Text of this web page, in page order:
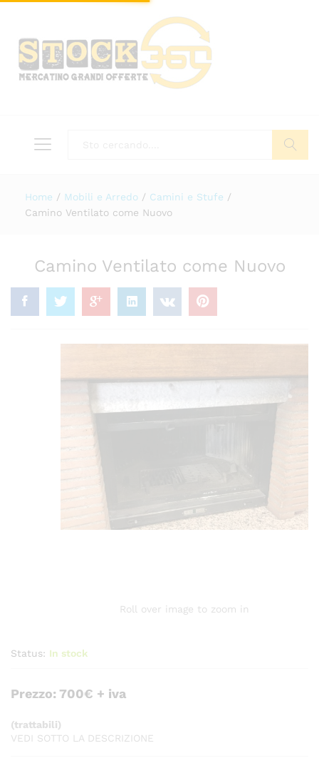
Home / Mobili e Arredo / Camini e Stufe /
Camino Ventilato come Nuovo
Camino Ventilato come Nuovo
Roll over image to zoom in
Status: In stock
Prezzo: 700€ + iva
(trattabili)
VEDI SOTTO LA DESCRIZIONE